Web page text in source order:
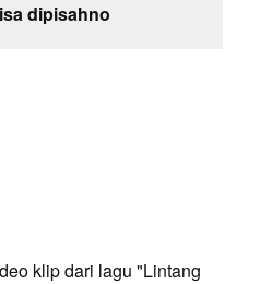
dipisahno
klip dari lagu "Lintang